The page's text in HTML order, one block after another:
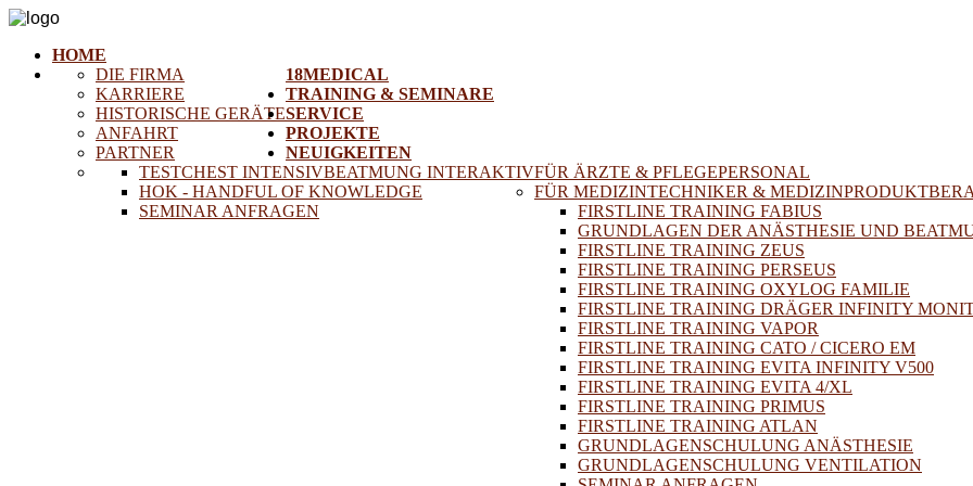
HOME
18MEDICAL
DIE FIRMA
KARRIERE
HISTORISCHE GERÄTE
ANFAHRT
PARTNER
TRAINING & SEMINARE
FÜR ÄRZTE & PFLEGEPERSONAL
TESTCHEST INTENSIVBEATMUNG INTERAKTIV
HOK - HANDFUL OF KNOWLEDGE
SEMINAR ANFRAGEN
FÜR MEDIZINTECHNIKER &
FIRSTLINE TRAINING FABIUS
GRUNDLAGEN DER ANÄSTHESIE UND
FIRSTLINE TRAINING ZEUS
FIRSTLINE TRAINING PERSEUS
FIRSTLINE TRAINING OXYLOG FAMILIE
FIRSTLINE TRAINING DRÄGER INFINITY
FIRSTLINE TRAINING VAPOR
FIRSTLINE TRAINING CATO / CICERO EM
FIRSTLINE TRAINING EVITA INFINITY V500
FIRSTLINE TRAINING EVITA 4/XL
FIRSTLINE TRAINING PRIMUS
FIRSTLINE TRAINING ATLAN
GRUNDLAGENSCHULUNG ANÄSTHESIE
GRUNDLAGENSCHULUNG VENTILATION
SERVICE
PROJEKTE
NEUIGKEITEN